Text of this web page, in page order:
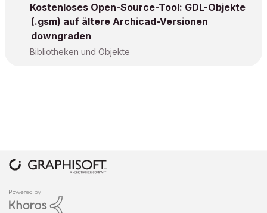
Kostenloses Open-Source-Tool: GDL-Objekte
(.gsm) auf ältere Archicad-Versionen
downgraden
Bibliotheken und Objekte